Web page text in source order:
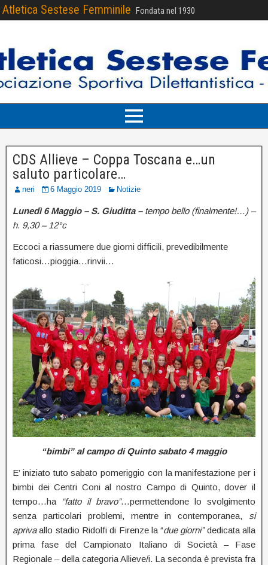
Atletica Sestese Femminile Fondata nel 1930
CDS Allieve – Coppa Toscana e…un
saluto particolare…
neri 6 Maggio 2019 Notizie
Lunedì 6 Maggio – S. Giuditta – tempo bello (finalmente!…) –
h. 9,30 – 12°c
Eccoci a riassumere due giorni difficili, prevedibilmente
faticosi…pioggia…rinvii…
“bimbi” al campo di Quinto sabato 4 maggio
E’ iniziato tuto sabato pomeriggio con la manifestazione per i
bimbi dei Centri Coni al nostro Campo di Quinto, dover il
tempo…ha
“fatto il bravo”…permettendone lo svolgimento
senza particolari problemi, mentre in contemporanea, si
aprivaallo stadio Ridolfi di Firenze la “due giorni”dedicata alla
prima fase del Campionato Italiano di Società – Fase
Regionale – della categoria Allieve/i. La seconda è prevista fra